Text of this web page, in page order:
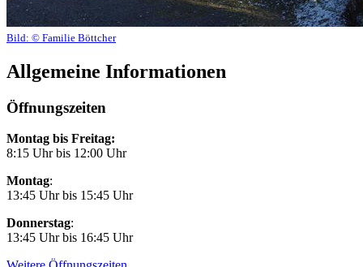
Bild: © Familie Böttcher
Allgemeine Informationen
Öffnungszeiten
Montag bis Freitag:
8:15 Uhr bis 12:00 Uhr
Montag:
13:45 Uhr bis 15:45 Uhr
Donnerstag:
13:45 Uhr bis 16:45 Uhr